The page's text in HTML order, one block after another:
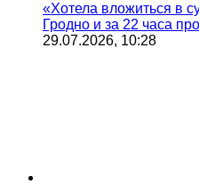
«Хотела вложиться в
Гродно и за 22 часа
29.07.2026, 10:28